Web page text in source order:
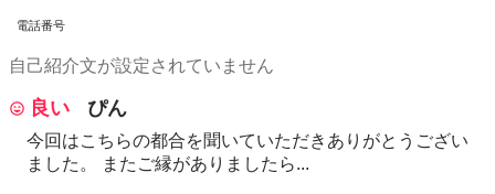
電話番号
自己紹介文が設定されていません
良い ぴん
今回はこちらの都合を聞いていただきありがとうござい
ました。 またご縁がありましたら...